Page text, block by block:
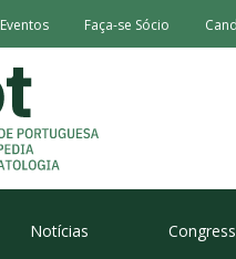
Eventos Faça-se Sócio
Notícias